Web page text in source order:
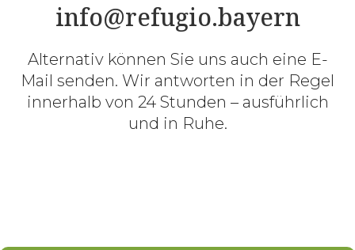
info@refugio.bayern
Alternativ können Sie uns auch eine E-
Mail senden. Wir antworten in der Regel
innerhalb von 24 Stunden – ausführlich
und in Ruhe.